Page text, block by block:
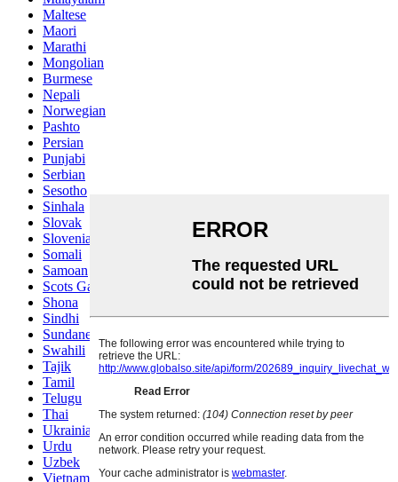
Maltese
Maori
Marathi
Mongolian
Burmese
Nepali
Norwegian
Pashto
Persian
Punjabi
Serbian
Sesotho
Sinhala
Slovak
Slovenian
Somali
Samoan
Scots Gaelic
Shona
Sindhi
Sundanese
Swahili
Tajik
Tamil
Telugu
Thai
Ukrainian
Urdu
Uzbek
Vietnamese